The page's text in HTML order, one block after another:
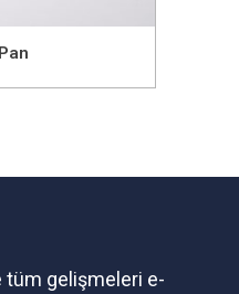
tüm gelişmeleri e-